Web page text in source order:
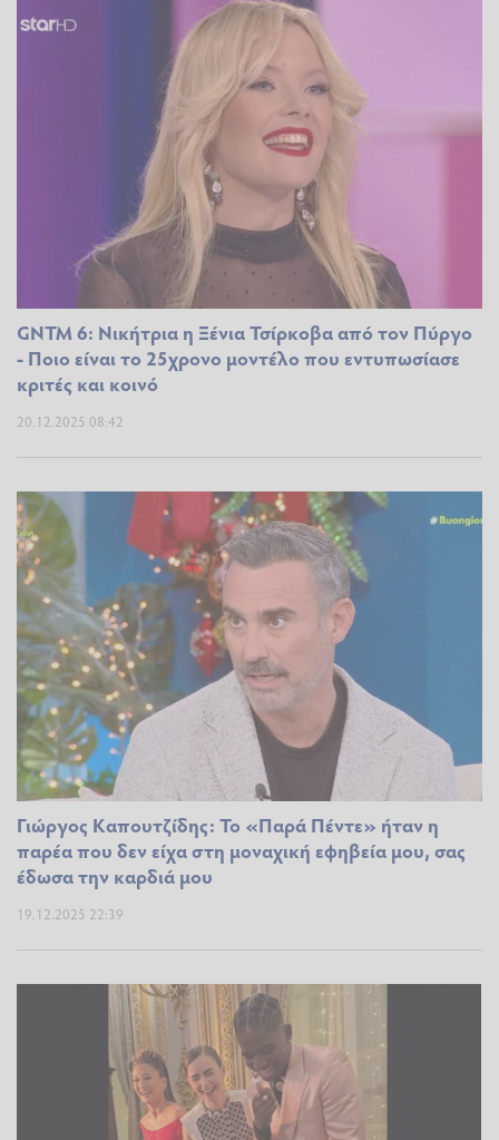
GNTM 6: Νικήτρια η Ξένια Τσίρκοβα από τον Πύργο
- Ποιο είναι το 25χρονο μοντέλο που εντυπωσίασε
κριτές και κοινό
20.12.2025 08:42
Γιώργος Καπουτζίδης: Το «Παρά Πέντε» ήταν η
παρέα που δεν είχα στη μοναχική εφηβεία μου, σας
έδωσα την καρδιά μου
19.12.2025 22:39